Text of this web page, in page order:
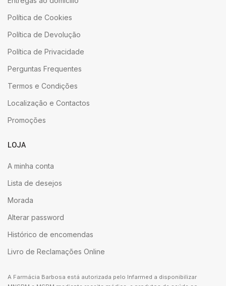
Política de Cookies
Política de Devolução
Política de Privacidade
Perguntas Frequentes
Termos e Condições
Localização e Contactos
Promoções
LOJA
A minha conta
Lista de desejos
Morada
Alterar password
Histórico de encomendas
Livro de Reclamações Online
A Farmácia Barbosa está autorizada pelo Infarmed a disponibilizar